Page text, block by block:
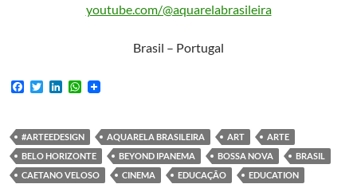
youtube.com/@aquarelabrasileira
Brasil – Portugal
F
b
o
o
k
T
t
e
r
e
d
I
n
W
s
A
p
p
#ARTEEDESIGN AQUARELA BRASILEIRA ART
ARTE
BELO HORIZONTE
BEYOND IPANEMA BOSSA NOVA
BRASIL
CAETANO VELOSO
CINEMA EDUCAÇÃO
EDUCATION